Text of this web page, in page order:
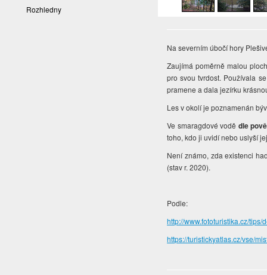
Rozhledny
Na severním úbočí hory
Zaujímá poměrně malou
pro svou tvrdost. Používala
pramene a dala jezírku
Les v okolí je poznamenán
Ve smaragdové vodě dle
toho, kdo ji uvidí nebo uslyší
Není známo, zda existenci
(stav r. 2020).
Podle:
http://www.fototuristika.cz/tips/
https://turistickyatlas.cz/vse/